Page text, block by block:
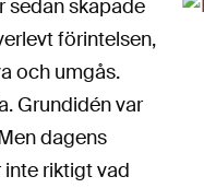
sedan skapade
förintelsen,
och umgås.
Grundidén var
dagens
riktigt vad